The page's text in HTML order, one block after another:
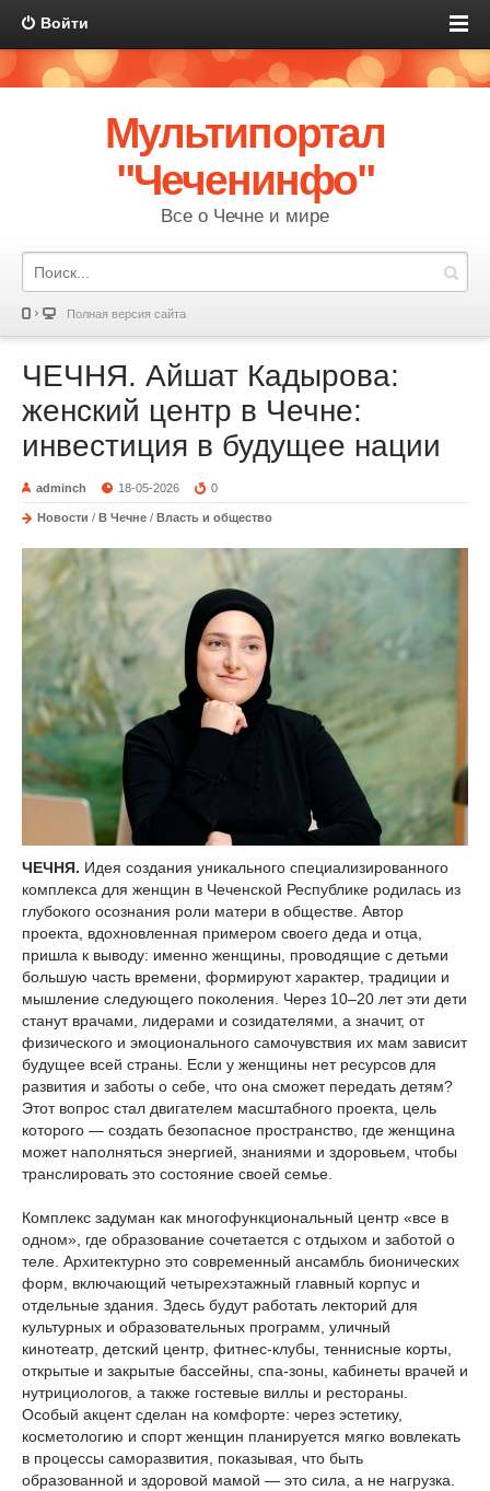
Войти
Мультипортал
"Чеченинфо"
Все о Чечне и мире
Полная версия сайта
ЧЕЧНЯ. Айшат Кадырова:
женский центр в Чечне:
инвестиция в будущее нации
adminch 18-05-2026 0
Новости / В Чечне / Власть и общество
ЧЕЧНЯ. Идея создания уникального специализированного
комплекса для женщин в Чеченской Республике родилась из
глубокого осознания роли матери в обществе. Автор
проекта, вдохновленная примером своего деда и отца,
пришла к выводу: именно женщины, проводящие с детьми
большую часть времени, формируют характер, традиции и
мышление следующего поколения. Через 10–20 лет эти дети
станут врачами, лидерами и созидателями, а значит, от
физического и эмоционального самочувствия их мам зависит
будущее всей страны. Если у женщины нет ресурсов для
развития и заботы о себе, что она сможет передать детям?
Этот вопрос стал двигателем масштабного проекта, цель
которого — создать безопасное пространство, где женщина
может наполняться энергией, знаниями и здоровьем, чтобы
транслировать это состояние своей семье.
Комплекс задуман как многофункциональный центр «все в
одном», где образование сочетается с отдыхом и заботой о
теле. Архитектурно это современный ансамбль бионических
форм, включающий четырехэтажный главный корпус и
отдельные здания. Здесь будут работать лекторий для
культурных и образовательных программ, уличный
кинотеатр, детский центр, фитнес-клубы, теннисные корты,
открытые и закрытые бассейны, спа-зоны, кабинеты врачей и
нутрициологов, а также гостевые виллы и рестораны.
Особый акцент сделан на комфорте: через эстетику,
косметологию и спорт женщин планируется мягко вовлекать
в процессы саморазвития, показывая, что быть
образованной и здоровой мамой — это сила, а не нагрузка.